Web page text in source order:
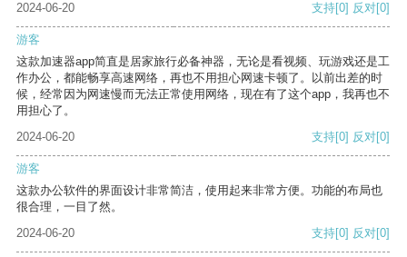
2024-06-20
支持[0] 反对[0]
游客
这款加速器app简直是居家旅行必备神器，无论是看视频、玩游戏还是工
作办公，都能畅享高速网络，再也不用担心网速卡顿了。以前出差的时
候，经常因为网速慢而无法正常使用网络，现在有了这个app，我再也不
用担心了。
2024-06-20
支持[0] 反对[0]
游客
这款办公软件的界面设计非常简洁，使用起来非常方便。功能的布局也
很合理，一目了然。
2024-06-20
支持[0] 反对[0]